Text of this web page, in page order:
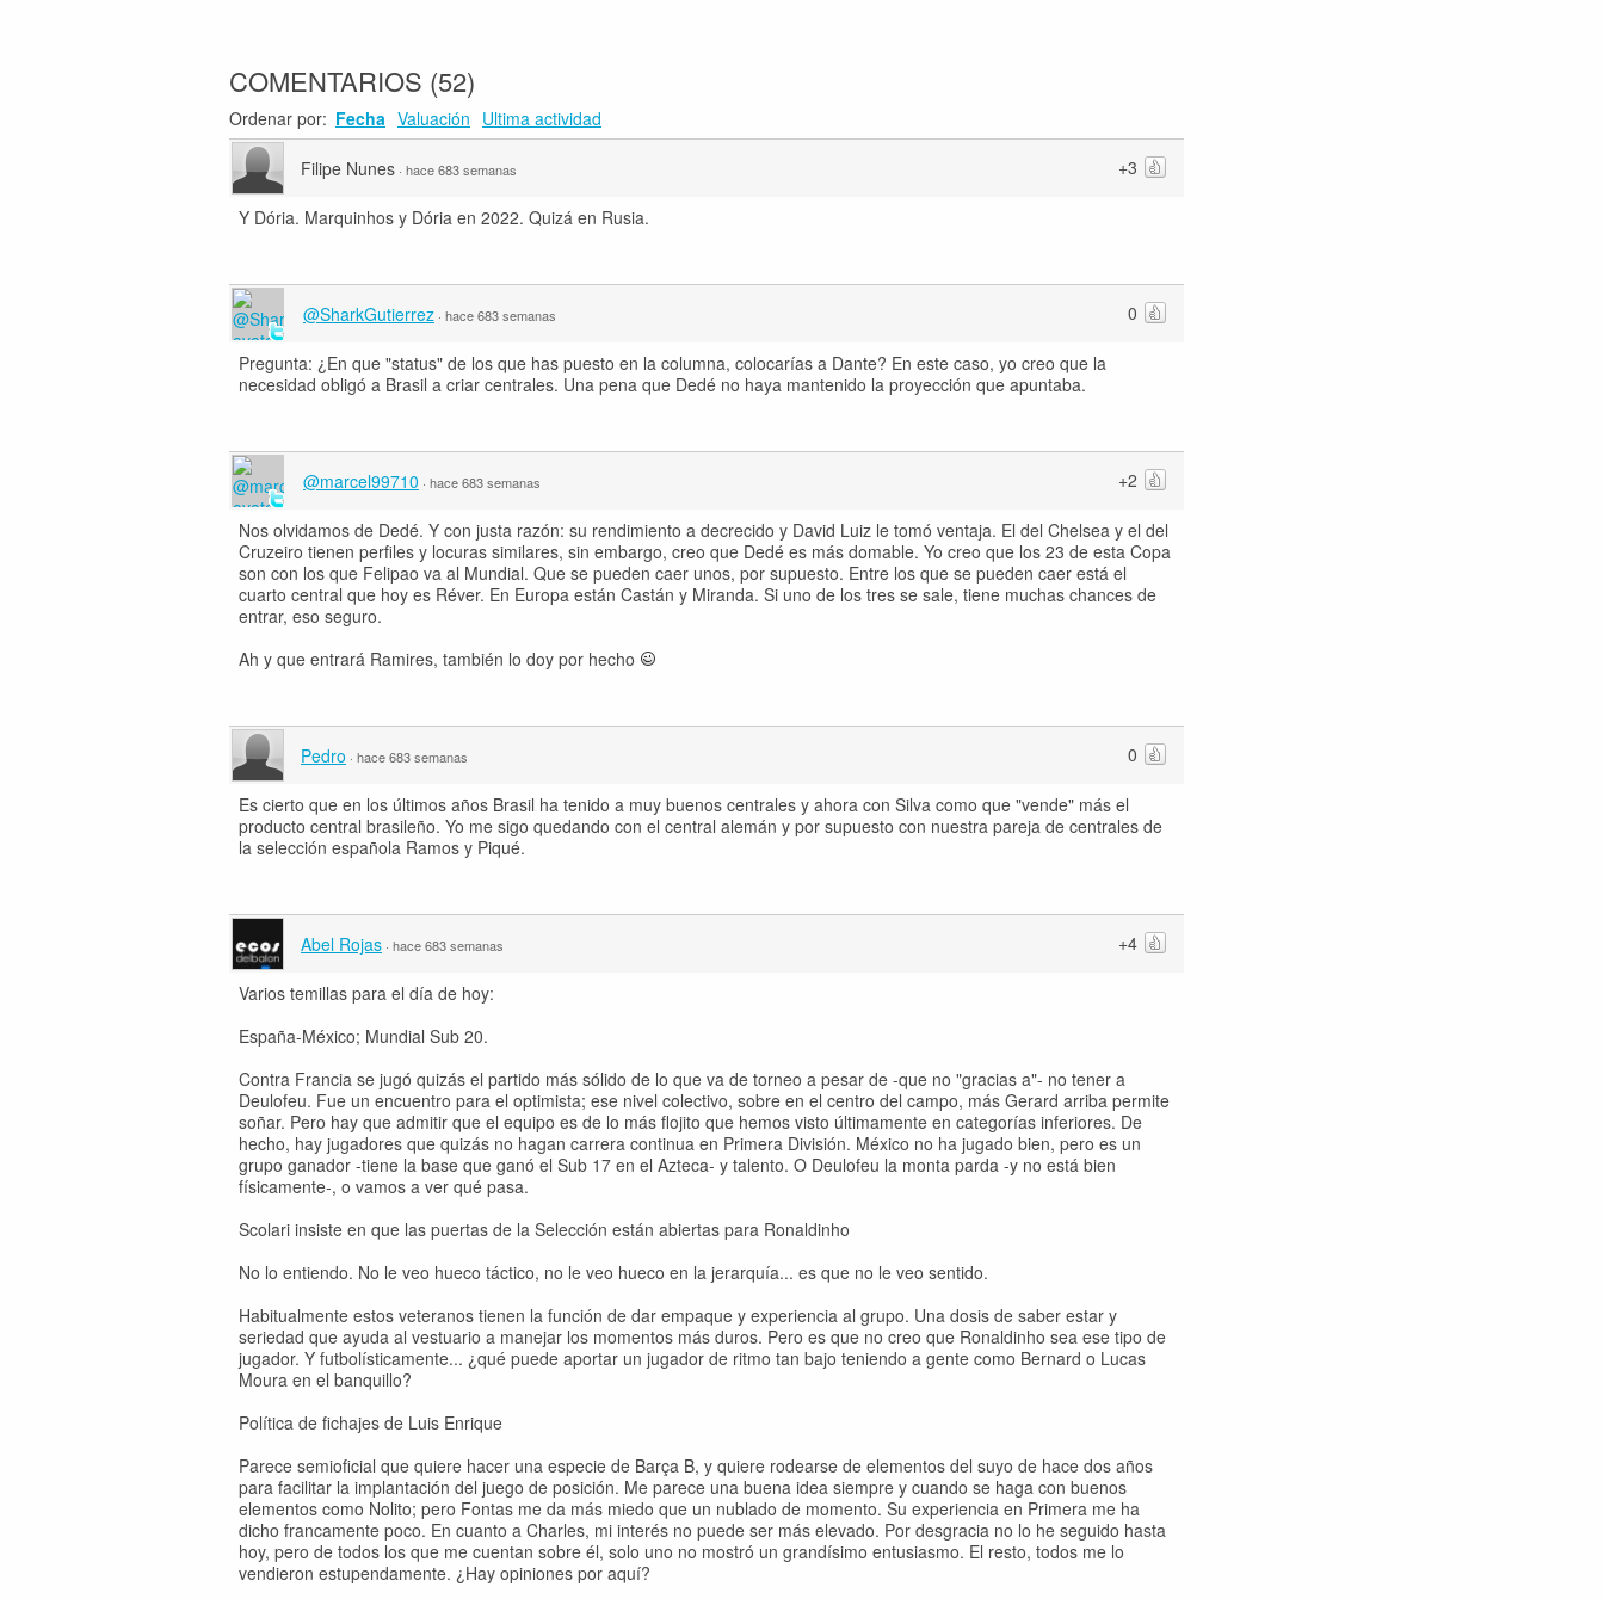
COMENTARIOS (52)
Ordenar por: Fecha Valuación Ultima actividad
+3
Filipe Nunes · hace 683 semanas
Y Dória. Marquinhos y Dória en 2022. Quizá en Rusia.
0
@SharkGutierrez · hace 683 semanas
Pregunta: ¿En que "status" de los que has puesto en la columna, colocarías a Dante? En este caso, yo creo que la
necesidad obligó a Brasil a criar centrales. Una pena que Dedé no haya mantenido la proyección que apuntaba.
+2
@marcel99710 · hace 683 semanas
Nos olvidamos de Dedé. Y con justa razón: su rendimiento a decrecido y David Luiz le tomó ventaja. El del Chelsea y el del
Cruzeiro tienen perfiles y locuras similares, sin embargo, creo que Dedé es más domable. Yo creo que los 23 de esta Copa
son con los que Felipao va al Mundial. Que se pueden caer unos, por supuesto. Entre los que se pueden caer está el
cuarto central que hoy es Réver. En Europa están Castán y Miranda. Si uno de los tres se sale, tiene muchas chances de
entrar, eso seguro.
Ah y que entrará Ramires, también lo doy por hecho
0
Pedro · hace 683 semanas
Es cierto que en los últimos años Brasil ha tenido a muy buenos centrales y ahora con Silva como que "vende" más el
producto central brasileño. Yo me sigo quedando con el central alemán y por supuesto con nuestra pareja de centrales de
la selección española Ramos y Piqué.
+4
Abel Rojas · hace 683 semanas
Varios temillas para el día de hoy:
España-México; Mundial Sub 20.
Contra Francia se jugó quizás el partido más sólido de lo que va de torneo a pesar de -que no "gracias a"- no tener a
Deulofeu. Fue un encuentro para el optimista; ese nivel colectivo, sobre en el centro del campo, más Gerard arriba permite
soñar. Pero hay que admitir que el equipo es de lo más flojito que hemos visto últimamente en categorías inferiores. De
hecho, hay jugadores que quizás no hagan carrera continua en Primera División. México no ha jugado bien, pero es un
grupo ganador -tiene la base que ganó el Sub 17 en el Azteca- y talento. O Deulofeu la monta parda -y no está bien
físicamente-, o vamos a ver qué pasa.
Scolari insiste en que las puertas de la Selección están abiertas para Ronaldinho
No lo entiendo. No le veo hueco táctico, no le veo hueco en la jerarquía... es que no le veo sentido.
Habitualmente estos veteranos tienen la función de dar empaque y experiencia al grupo. Una dosis de saber estar y
seriedad que ayuda al vestuario a manejar los momentos más duros. Pero es que no creo que Ronaldinho sea ese tipo de
jugador. Y futbolísticamente... ¿qué puede aportar un jugador de ritmo tan bajo teniendo a gente como Bernard o Lucas
Moura en el banquillo?
Política de fichajes de Luis Enrique
Parece semioficial que quiere hacer una especie de Barça B, y quiere rodearse de elementos del suyo de hace dos años
para facilitar la implantación del juego de posición. Me parece una buena idea siempre y cuando se haga con buenos
elementos como Nolito; pero Fontas me da más miedo que un nublado de momento. Su experiencia en Primera me ha
dicho francamente poco. En cuanto a Charles, mi interés no puede ser más elevado. Por desgracia no lo he seguido hasta
hoy, pero de todos los que me cuentan sobre él, solo uno no mostró un grandísimo entusiasmo. El resto, todos me lo
vendieron estupendamente. ¿Hay opiniones por aquí?